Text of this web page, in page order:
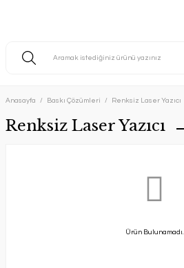
Anasayfa Baskı Çözümleri Renksiz Laser Yazıcı
Renksiz Laser Yazıcı
Ürün Bulunamadı.